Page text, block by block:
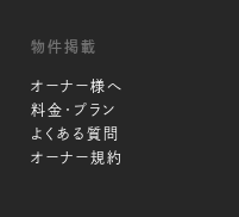
物件掲載
オーナー様へ
料金・プラン
よくある質問
オーナー規約